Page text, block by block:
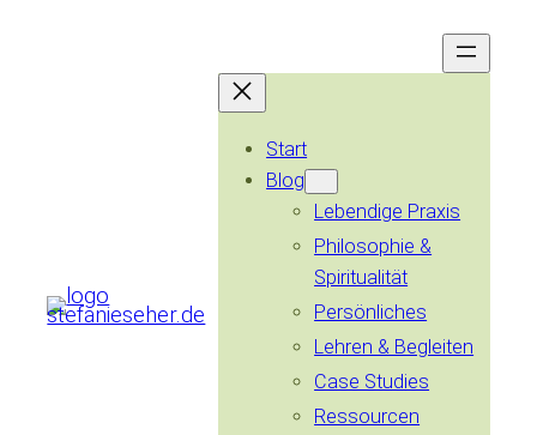
Start
Blog
Lebendige Praxis
Philosophie &
Spiritualität
Persönliches
Lehren & Begleiten
Case Studies
Ressourcen